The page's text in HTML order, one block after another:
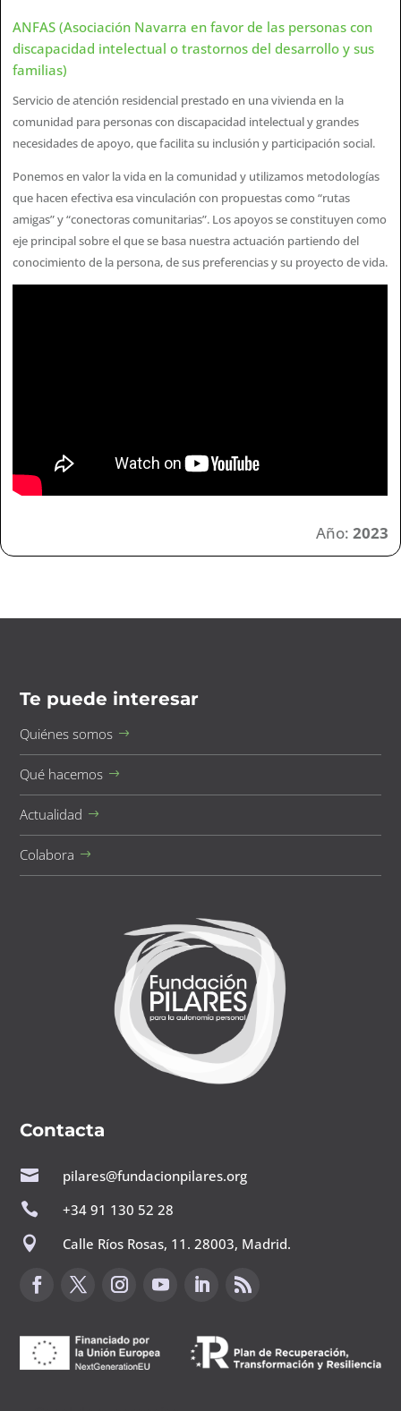
ANFAS (Asociación Navarra en favor de las personas con
discapacidad intelectual o trastornos del desarrollo y sus
familias)
Servicio de atención residencial prestado en una vivienda en la
comunidad para personas con discapacidad intelectual y grandes
necesidades de apoyo, que facilita su inclusión y participación social.
Ponemos en valor la vida en la comunidad y utilizamos metodologías
que hacen efectiva esa vinculación con propuestas como “rutas
amigas” y “conectoras comunitarias”. Los apoyos se constituyen como
eje principal sobre el que se basa nuestra actuación partiendo del
conocimiento de la persona, de sus preferencias y su proyecto de vida.
Año: 2023
Te puede interesar
Quiénes somos
Qué hacemos
Actualidad
Colabora
Contacta

pilares@fundacionpilares.org

+34 91 130 52 28

Calle Ríos Rosas, 11. 28003, Madrid.